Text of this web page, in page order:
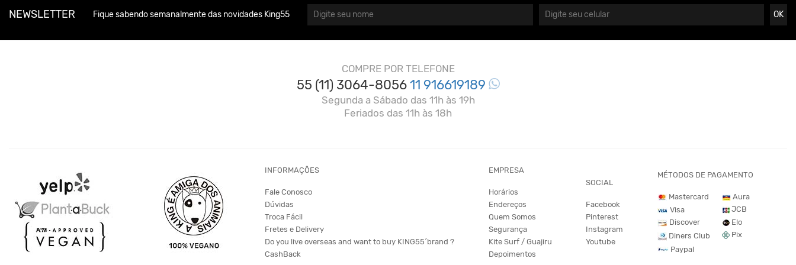
NEWSLETTER Fique sabendo semanalmente das novidades King55 OK
COMPRE POR TELEFONE
55 (11) 3064-805611 916619189
Segunda a Sábado das 11h às 19h
Feriados das 11h às 18h
INFORMAÇÕES
Fale Conosco
Dúvidas
Troca Fácil
Fretes e Delivery
Do you live overseas and want to buy KING55´brand ?
CashBack
EMPRESA
Horários
Endereços
Quem Somos
Segurança
Kite Surf / Guajiru
Depoimentos
SOCIAL
Facebook
Pinterest
Instagram
Youtube
MÉTODOS DE PAGAMENTO
Mastercard
Visa
Discover
Diners Club
Paypal
Aura
JCB
Elo
Pix